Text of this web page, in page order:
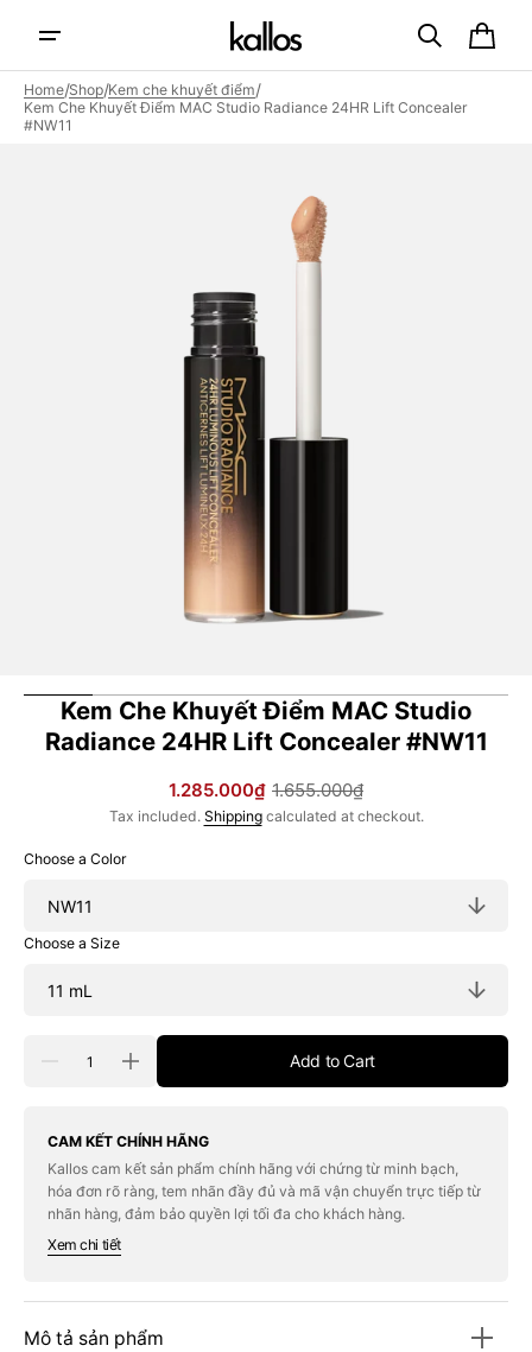
content
Cart
featured
Home/Shop/Kem che khuyết điểm/
Kem Che Khuyết Điểm MAC Studio Radiance 24HR Lift Concealer
#NW11
Kem Che Khuyết Điểm MAC Studio
Radiance 24HR Lift Concealer #NW11
Sale
price
1.285.000₫
Regular
price
1.655.000₫
Tax included. Shippingcalculated at checkout.
Choose a Color
Choose a Size
Decrease
Che
Điểm
MAC
Studio
Radiance
24HR
#NW11
Increase
quantity
Che
Điểm
MAC
Studio
#NW11
Add to Cart
CAM KẾT CHÍNH HÃNG
Kallos cam kết sản phẩm chính hãng với chứng từ minh bạch,
hóa đơn rõ ràng, tem nhãn đầy đủ và mã vận chuyển trực tiếp từ
nhãn hàng, đảm bảo quyền lợi tối đa cho khách hàng.
Xem chi tiết
Mô tả sản phẩm